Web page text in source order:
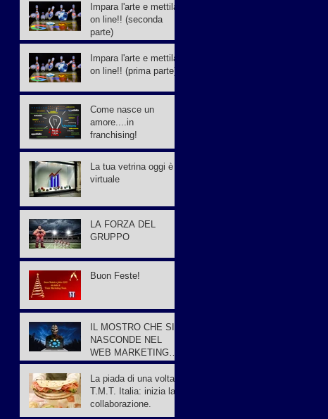
Impara l'arte e mettila
on line!! (seconda
parte)
Impara l'arte e mettila
on line!! (prima parte)
Come nasce un
amore....in
franchising!
La tua vetrina oggi è
virtuale
LA FORZA DEL
GRUPPO
Buon Feste!
IL MOSTRO CHE SI
NASCONDE NEL
WEB MARKETING…
La piada di una volta e
T.M.T. Italia: inizia la
collaborazione.